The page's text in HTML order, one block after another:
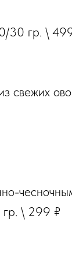
30 гр. \
свежих
гр. \ 299 ₽